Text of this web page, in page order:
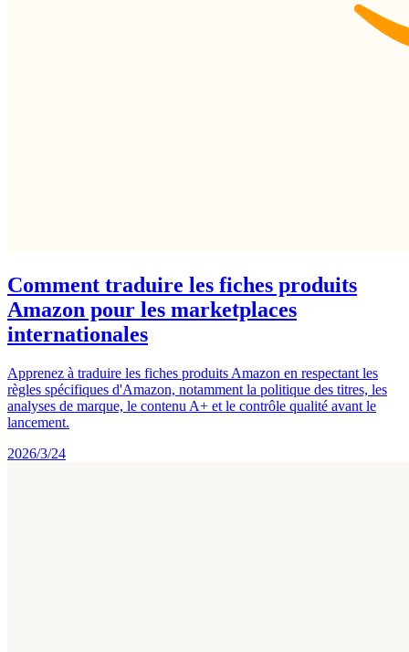
Comment traduire les fiches produits
Amazon pour les marketplaces
internationales
Apprenez à traduire les fiches produits Amazon en respectant les
règles spécifiques d'Amazon, notamment la politique des titres, les
analyses de marque, le contenu A+ et le contrôle qualité avant le
lancement.
2026/3/24